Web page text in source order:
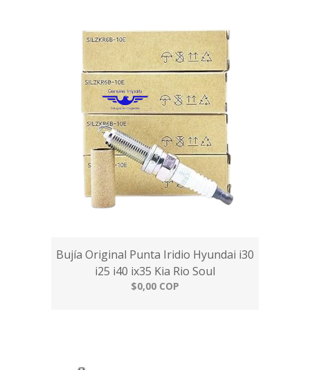
Bujía Original Punta Iridio Hyundai i30
i25 i40 ix35 Kia Rio Soul
$0,00 COP